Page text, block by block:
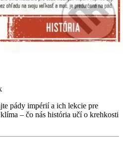
pády impérií a ich lekcie pre
– čo nás história učí o krehkosti